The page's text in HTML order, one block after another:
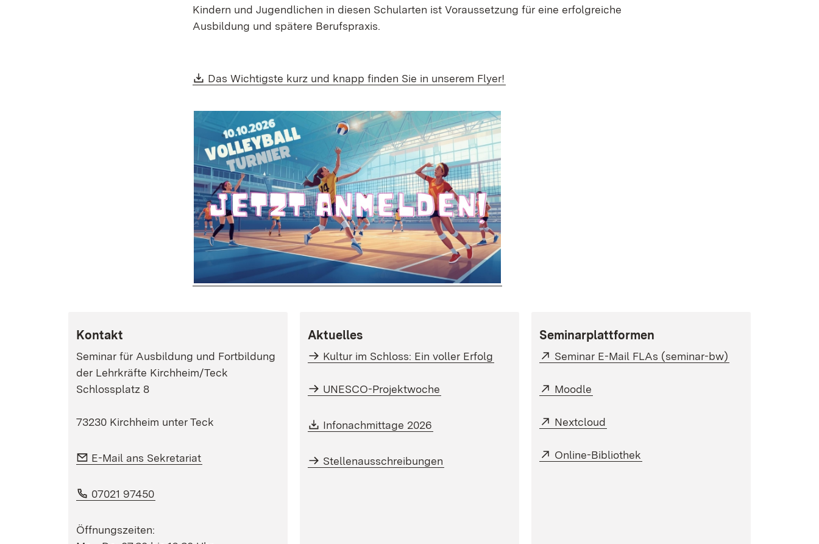
Kindern und Jugendlichen in diesen Schularten ist Voraussetzung für eine erfolgreiche
Ausbildung und spätere Berufspraxis.
Download:
Das Wichtigste kurz und knapp finden Sie in unserem Flyer!
Kontakt
Seminar für Ausbildung und Fortbildung
der Lehrkräfte Kirchheim/Teck
Schlossplatz 8
73230 Kirchheim unter Teck
E-Mail:
E-Mail ans Sekretariat (Öffnet in neuem Fenster)
Telefon:
07021 97450
Öffnungszeiten:
Aktuelles
Kultur im Schloss: Ein voller Erfolg
UNESCO-Projektwoche
Download:
Infonachmittage 2026 (Öffnet in neuem Fenster)
Stellenausschreibungen
Seminarplattformen
Extern:
Seminar E-Mail FLAs (seminar-bw)
Extern:
Moodle
Extern:
Nextcloud
Extern:
Online-Bibliothek